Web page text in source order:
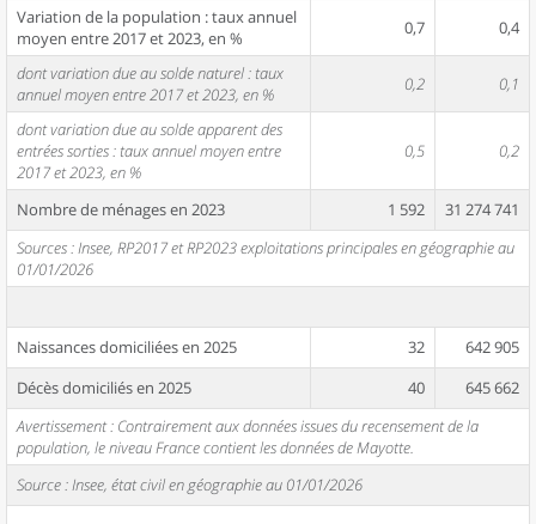
Variation de la population : taux annuel
moyen entre 2017 et 2023, en %
0,7 0,4
dont variation due au solde naturel : taux
annuel moyen entre 2017 et 2023, en %
0,2 0,1
dont variation due au solde apparent des
entrées sorties : taux annuel moyen entre
2017 et 2023, en %
0,5 0,2
Nombre de ménages en 2023 1 592
31 274 741
Sources : Insee, RP2017 et RP2023 exploitations principales en géographie au
01/01/2026
Naissances domiciliées en 2025 32
642 905
Décès domiciliés en 2025
40
645 662
Avertissement : Contrairement aux données issues du recensement de la
population, le niveau France contient les données de Mayotte.
Source : Insee, état civil en géographie au 01/01/2026